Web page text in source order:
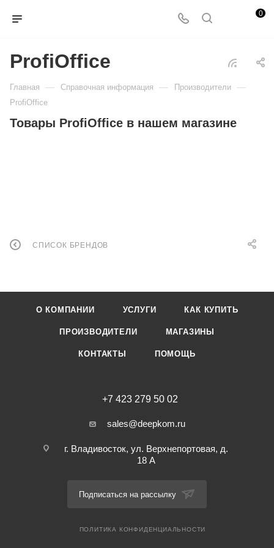
0
ProfiOffice
Главная — Справочная информация — Производители —
ProfiOffice
Товары ProfiOffice в нашем магазине
СПИСОК БРЕНДОВ
О КОМПАНИИ УСЛУГИ КАК КУПИТЬ
ПРОИЗВОДИТЕЛИ МАГАЗИНЫ
КОНТАКТЫ ПОМОЩЬ
+7 423 279 50 02
sales@deepkom.ru
г. Владивосток, ул. Верхнепортовая, д.
18 А
Подписаться на рассылку
ПОЛИТИКА КОНФИДЕНЦИАЛЬНОСТИ